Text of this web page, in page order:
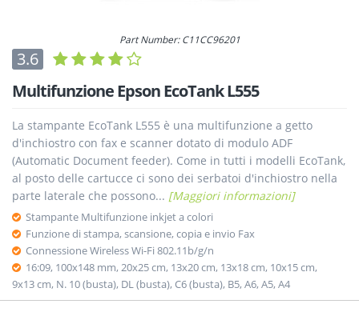
Part Number: C11CC96201
3.6
Multifunzione Epson EcoTank L555
La stampante EcoTank L555 è una multifunzione a getto
d'inchiostro con fax e scanner dotato di modulo ADF
(Automatic Document feeder). Come in tutti i modelli EcoTank,
al posto delle cartucce ci sono dei serbatoi d'inchiostro nella
parte laterale che possono... [Maggiori informazioni]
Stampante Multifunzione inkjet a colori
Funzione di stampa, scansione, copia e invio Fax
Connessione Wireless Wi-Fi 802.11b/g/n
16:09, 100x148 mm, 20x25 cm, 13x20 cm, 13x18 cm, 10x15 cm,
9x13 cm, N. 10 (busta), DL (busta), C6 (busta), B5, A6, A5, A4